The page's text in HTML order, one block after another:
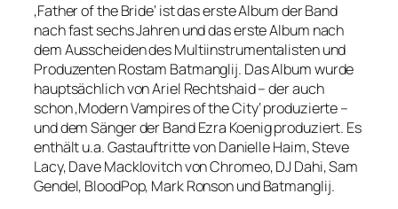
‚Father of the Bride‘ ist das erste Album der Band
nach fast sechs Jahren und das erste Album nach
dem Ausscheiden des Multiinstrumentalisten und
Produzenten Rostam Batmanglij. Das Album wurde
hauptsächlich von Ariel Rechtshaid – der auch
schon ‚Modern Vampires of the City‘ produzierte –
und dem Sänger der Band Ezra Koenig produziert. Es
enthält u.a. Gastauftritte von Danielle Haim, Steve
Lacy, Dave Macklovitch von Chromeo, DJ Dahi, Sam
Gendel, BloodPop, Mark Ronson und Batmanglij.